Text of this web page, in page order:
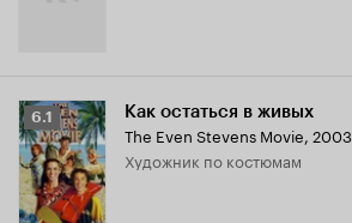
Рейтинг
Кинопоиска
6.1
6.1 Как остаться в живых
The Even Stevens Movie, 2003
Художник по костюмам